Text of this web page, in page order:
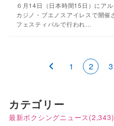
６月14日（日本時間15日）にア
カジノ・ブエノスアイレスで開催
フェスティバルで行われ…
1 2 3
カテゴリー
最新ボクシングニュース (2,343)